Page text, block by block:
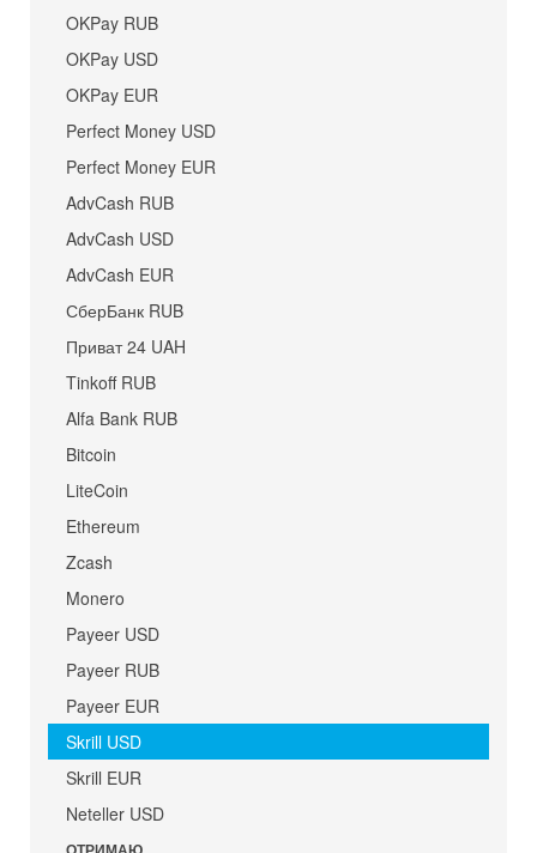
OKPay RUB
OKPay USD
OKPay EUR
Perfect Money USD
Perfect Money EUR
AdvCash RUB
AdvCash USD
AdvCash EUR
СберБанк RUB
Приват 24 UAH
Tinkoff RUB
Alfa Bank RUB
Bitcoin
LiteCoin
Ethereum
Zcash
Monero
Payeer USD
Payeer RUB
Payeer EUR
Skrill USD
Skrill EUR
Neteller USD